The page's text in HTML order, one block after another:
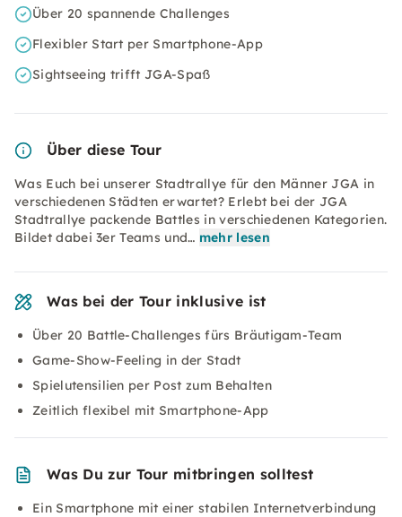
Über 20 spannende Challenges
Flexibler Start per Smartphone-App
Sightseeing trifft JGA-Spaß
Über diese Tour
Was Euch bei unserer Stadtrallye für den Männer JGA in
verschiedenen Städten erwartet? Erlebt bei der JGA
Stadtrallye packende Battles in verschiedenen Kategorien.
Bildet dabei 3er Teams und… mehr lesen
Was bei der Tour inklusive ist
Über 20 Battle-Challenges fürs Bräutigam-Team
Game-Show-Feeling in der Stadt
Spielutensilien per Post zum Behalten
Zeitlich flexibel mit Smartphone-App
Was Du zur Tour mitbringen solltest
Ein Smartphone mit einer stabilen Internetverbindung